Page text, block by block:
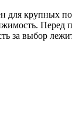
крупных
Перед
за выбор